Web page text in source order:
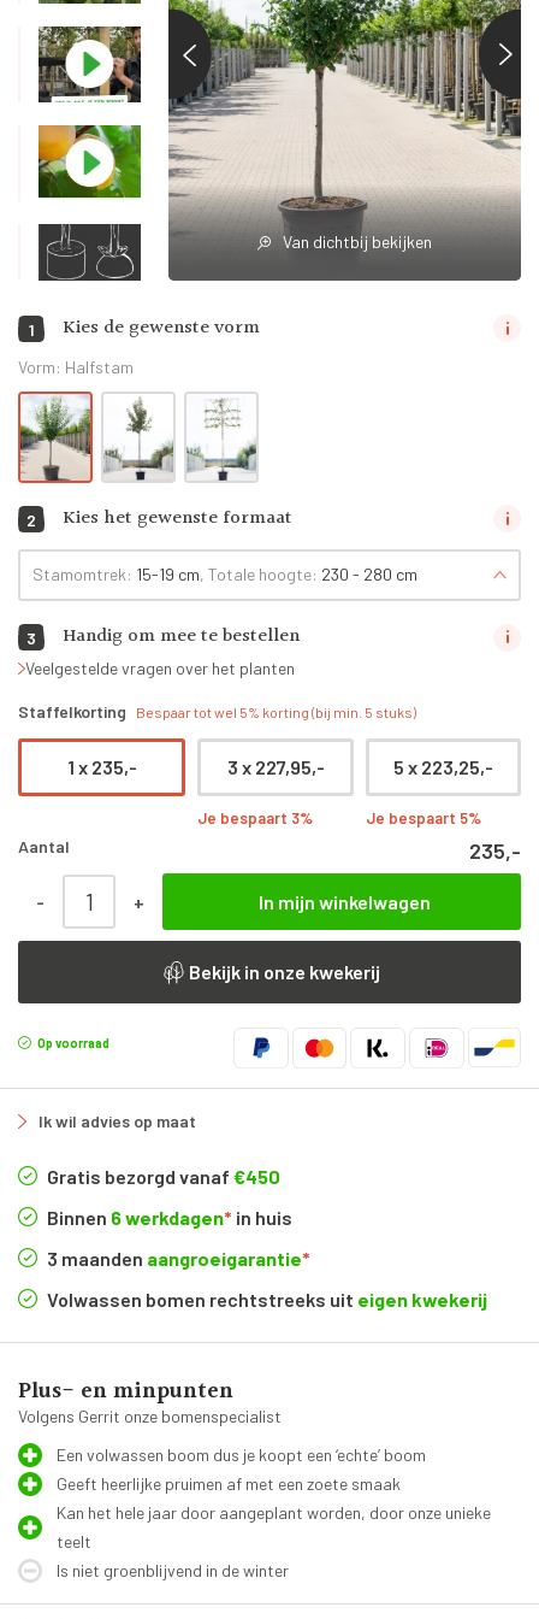
Van dichtbij bekijken
1 Kies de gewenste vorm
Vorm: Halfstam
2 Kies het gewenste formaat
Stamomtrek: 15-19 cm, Totale hoogte: 230 - 280 cm
3 Handig om mee te bestellen
Veelgestelde vragen over het planten
Staffelkorting Bespaar tot wel 5% korting (bij min. 5 stuks)
1 x 235,- 3 x 227,95,-
Je bespaart 3%
5 x 223,25,-
Je bespaart 5%
Aantal 235,-
- + In mijn winkelwagen
Bekijk in onze kwekerij
Op voorraad
Ik wil advies op maat
Gratis bezorgd vanaf €450
Binnen 6 werkdagen* in huis
3 maanden aangroeigarantie*
Volwassen bomen rechtstreeks uit eigen kwekerij
Plus- en minpunten
Volgens Gerrit onze bomenspecialist
Een volwassen boom dus je koopt een ‘echte’ boom
Geeft heerlijke pruimen af met een zoete smaak
Kan het hele jaar door aangeplant worden, door onze unieke
teelt
Is niet groenblijvend in de winter